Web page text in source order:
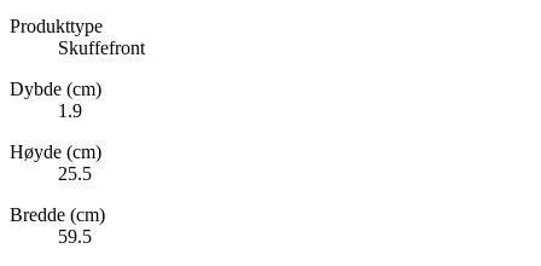
Produkttype
Skuffefront
Dybde (cm)
1.9
Høyde (cm)
25.5
Bredde (cm)
59.5